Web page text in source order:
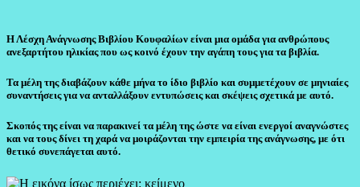
Η Λέσχη Ανάγνωσης Βιβλίου Κουφαλίων είναι μια ομάδα για ανθρώπους
ανεξαρτήτου ηλικίας που ως κοινό έχουν την αγάπη τους για τα βιβλία.
Τα μέλη της διαβάζουν κάθε μήνα το ίδιο βιβλίο και συμμετέχουν σε μηνιαίες
συναντήσεις για να ανταλλάξουν εντυπώσεις και σκέψεις σχετικά με αυτό.
Σκοπός της είναι να παρακινεί τα μέλη της ώστε να είναι ενεργοί αναγνώστες
και να τους δίνει τη χαρά να μοιράζονται την εμπειρία της ανάγνωσης, με ότι
θετικό συνεπάγεται αυτό.